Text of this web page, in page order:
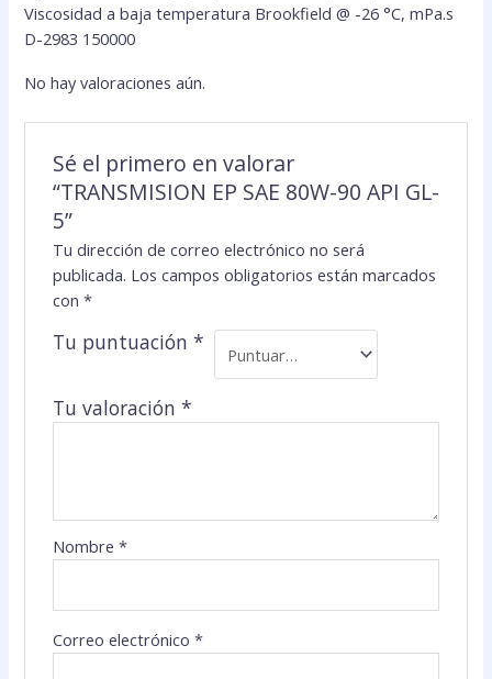
Viscosidad a baja temperatura Brookfield @ -26 °C, mPa.s
D-2983 150000
No hay valoraciones aún.
Sé el primero en valorar
“TRANSMISION EP SAE 80W-90 API GL-
5”
Tu dirección de correo electrónico no será
publicada. Los campos obligatorios están marcados
con *
Tu puntuación *
Tu valoración *
Nombre *
Correo electrónico *